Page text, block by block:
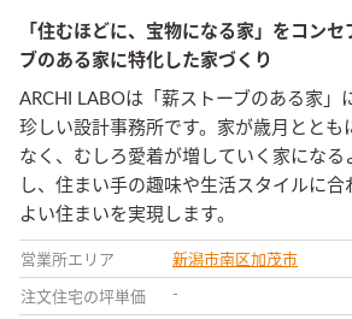
「住むほどに、宝物になる家」をコン
ブのある家に特化した家づくり
ARCHI LABOは「薪ストーブのある家」
珍しい設計事務所です。家が歳月ととも
なく、むしろ愛着が増していく家になる
し、住まい手の趣味や生活スタイルに
よい住まいを実現します。
営業所エリア 新潟市南区加茂市
注文住宅の坪単価 -